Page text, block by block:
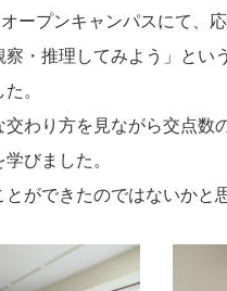
ープンキャンパスにて、
・推理してみよう」とい
。
わり方を見ながら交点数
びました。
ができたのではないかと思